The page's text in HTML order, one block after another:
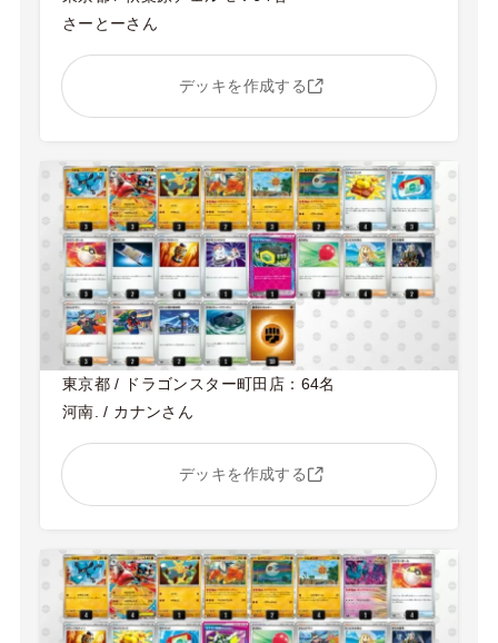
さーとーさん
デッキを作成する
東京都 / ドラゴンスター町田店：64名
河南. / カナンさん
デッキを作成する